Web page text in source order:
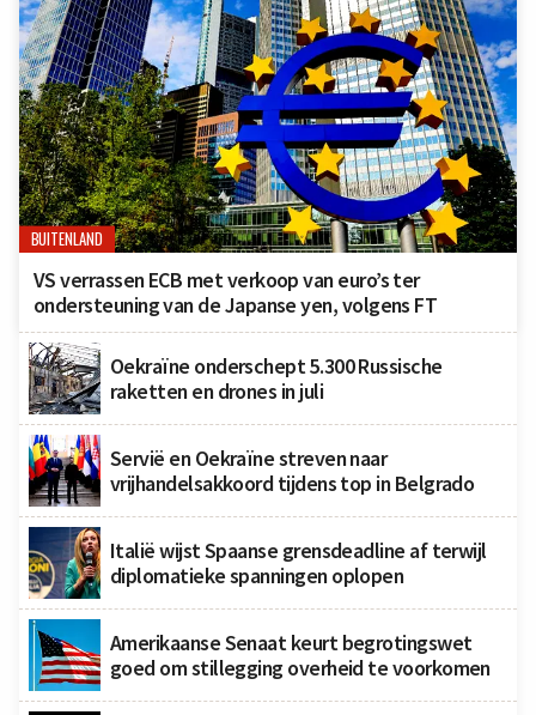
BUITENLAND
VS verrassen ECB met verkoop van euro’s ter
ondersteuning van de Japanse yen, volgens FT
Oekraïne onderschept 5.300 Russische
raketten en drones in juli
Servië en Oekraïne streven naar
vrijhandelsakkoord tijdens top in Belgrado
Italië wijst Spaanse grensdeadline af terwijl
diplomatieke spanningen oplopen
Amerikaanse Senaat keurt begrotingswet
goed om stillegging overheid te voorkomen